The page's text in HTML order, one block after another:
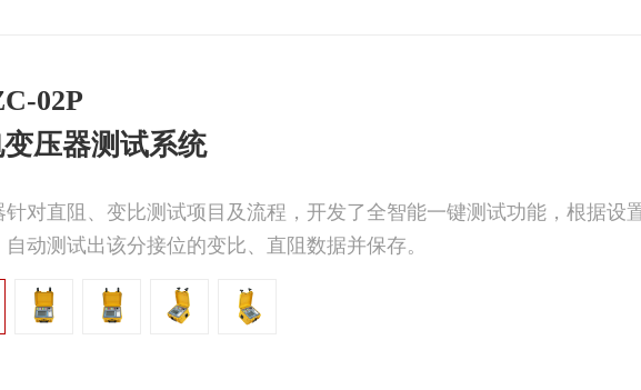
02P
压器测试系统
针对直阻、变比测试项目及流程，开发了全智能一键测试功能，根据设
自动测试出该分接位的变比、直阻数据并保存。